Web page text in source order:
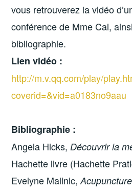
vous retrouverez la vidéo
conférence de Mme Cai,
bibliographie.
Lien vidéo :
http://m.v.qq.com/play/
coverid=&vid=a0183no9aau
Bibliographie :
Angela Hicks,Découvrir la
Hachette livre (Hachette
Evelyne Malinic,